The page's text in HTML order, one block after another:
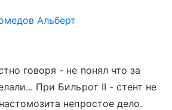
Альберт
говоря - не понял что за
При Бильрот II - стент не
непростое дело.